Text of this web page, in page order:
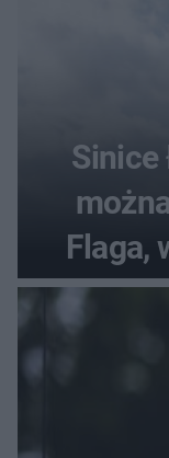
Sinice
Flaga,